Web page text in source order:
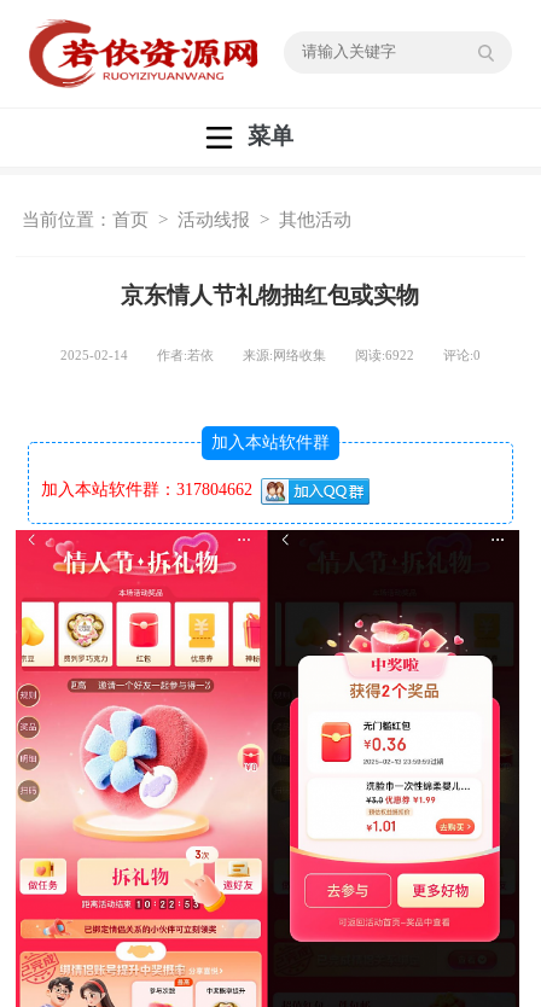
菜单
当前位置：首页 >活动线报 >其他活动
京东情人节礼物抽红包或实物
2025-02-14 作者:若依 来源:网络收集 阅读:6922 评论:0
加入本站软件群
加入本站软件群：317804662